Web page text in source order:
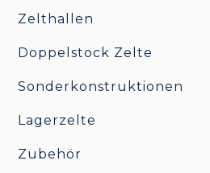
Zelthallen
Doppelstock Zelte
Sonderkonstruktionen
Lagerzelte
Zubehör